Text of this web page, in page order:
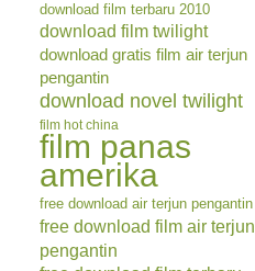
download film terbaru 2010
download film twilight
download gratis film air terjun
pengantin
download novel twilight
film hot china
film panas
amerika
free download air terjun pengantin
free download film air terjun
pengantin